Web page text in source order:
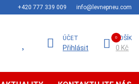
+420 777 339 009 info@levnepneu.com
ÚČET
Přihlásit
KOŠÍK
0 Kč